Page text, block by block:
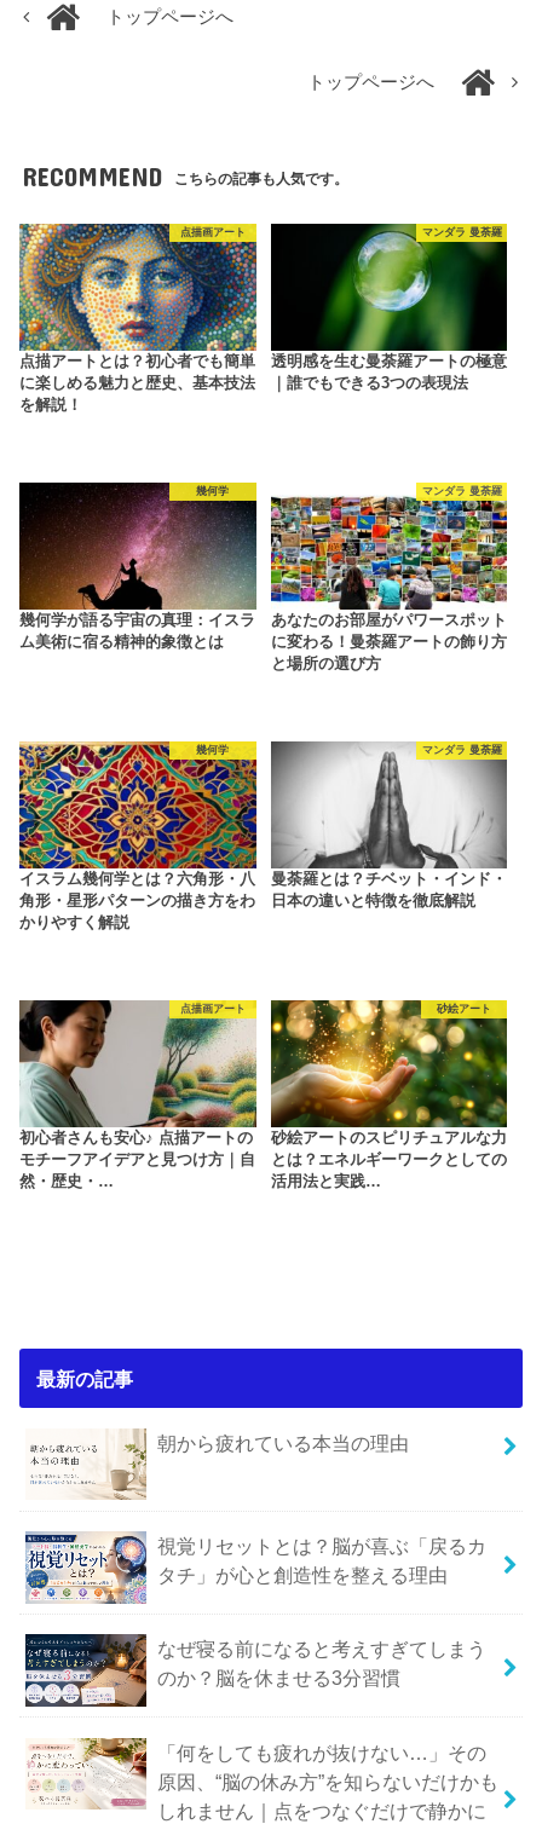
トップページへ
トップページへ
RECOMMEND こちらの記事も人気です。
点描画アート
点描アートとは？初心者でも簡単
に楽しめる魅力と歴史、基本技法
を解説！
マンダラ 曼荼羅
透明感を生む曼荼羅アートの極意
｜誰でもできる3つの表現法
幾何学
幾何学が語る宇宙の真理：イスラ
ム美術に宿る精神的象徴とは
マンダラ 曼荼羅
あなたのお部屋がパワースポット
に変わる！曼荼羅アートの飾り方
と場所の選び方
幾何学
イスラム幾何学とは？六角形・八
角形・星形パターンの描き方をわ
かりやすく解説
マンダラ 曼荼羅
曼荼羅とは？チベット・インド・
日本の違いと特徴を徹底解説
点描画アート
初心者さんも安心♪ 点描アートの
モチーフアイデアと見つけ方｜自
然・歴史・…
砂絵アート
砂絵アートのスピリチュアルな力
とは？エネルギーワークとしての
活用法と実践…
最新の記事
朝から疲れている本当の理由
視覚リセットとは？脳が喜ぶ「戻るカ
タチ」が心と創造性を整える理由
なぜ寝る前になると考えすぎてしまう
のか？脳を休ませる3分習慣
「何をしても疲れが抜けない…」その
原因、“脳の休み方”を知らないだけかも
しれません｜点をつなぐだけで静かに